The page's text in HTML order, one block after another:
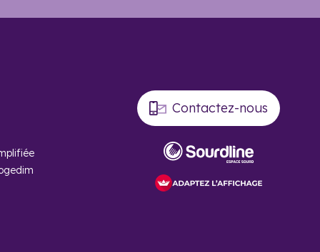
Contactez-nous